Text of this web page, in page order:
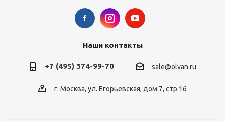
Наши контакты
+7 (495) 374-99-70 sale@olvan.ru
г. Москва, ул. Егорьевская, дом 7, стр.16